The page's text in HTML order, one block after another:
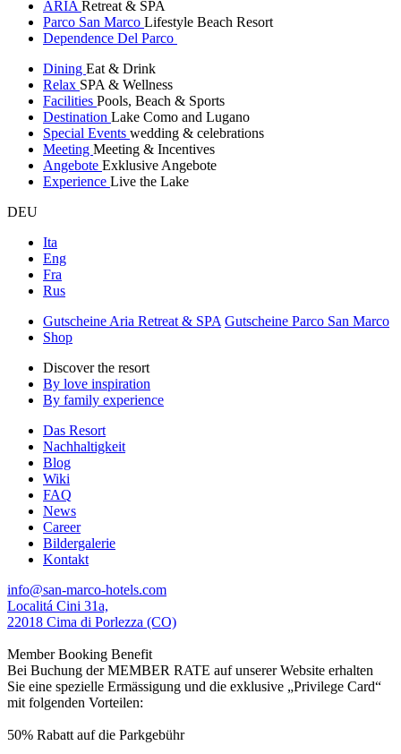
ARIA Retreat & SPA
Parco San Marco Lifestyle Beach Resort
Dependence Del Parco
Dining Eat & Drink
Relax SPA & Wellness
Facilities Pools, Beach & Sports
Destination Lake Como and Lugano
Special Events wedding & celebrations
Meeting Meeting & Incentives
Angebote Exklusive Angebote
Experience Live the Lake
DEU
Ita
Eng
Fra
Rus
Gutscheine Aria Retreat & SPA Gutscheine Parco San Marco
Shop
Discover the resort
By love inspiration
By family experience
Das Resort
Nachhaltigkeit
Blog
Wiki
FAQ
News
Career
Bildergalerie
Kontakt
info@san-marco-hotels.com
Localitá Cini 31a,
22018 Cima di Porlezza (CO)
Member Booking Benefit
Bei Buchung der MEMBER RATE auf unserer Website erhalten
Sie eine spezielle Ermässigung und die exklusive „Privilege Card“
mit folgenden Vorteilen:
50% Rabatt auf die Parkgebühr